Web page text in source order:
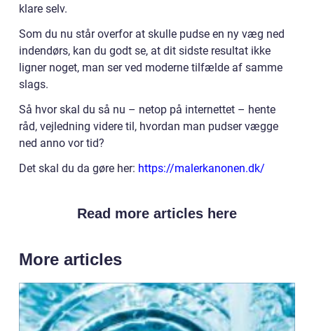
klare selv.
Som du nu står overfor at skulle pudse en ny væg ned
indendørs, kan du godt se, at dit sidste resultat ikke
ligner noget, man ser ved moderne tilfælde af samme
slags.
Så hvor skal du så nu – netop på internettet – hente
råd, vejledning videre til, hvordan man pudser vægge
ned anno vor tid?
Det skal du da gøre her: https://malerkanonen.dk/
Read more articles here
More articles